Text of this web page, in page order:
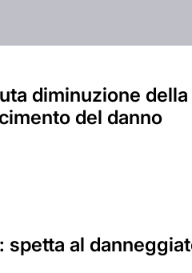
diminuzione della
del danno
spetta al